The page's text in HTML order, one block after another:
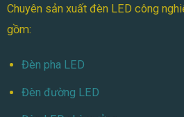
Chuyên sản xuất đèn LED công
gồm:
Đèn pha LED
Đèn đường LED